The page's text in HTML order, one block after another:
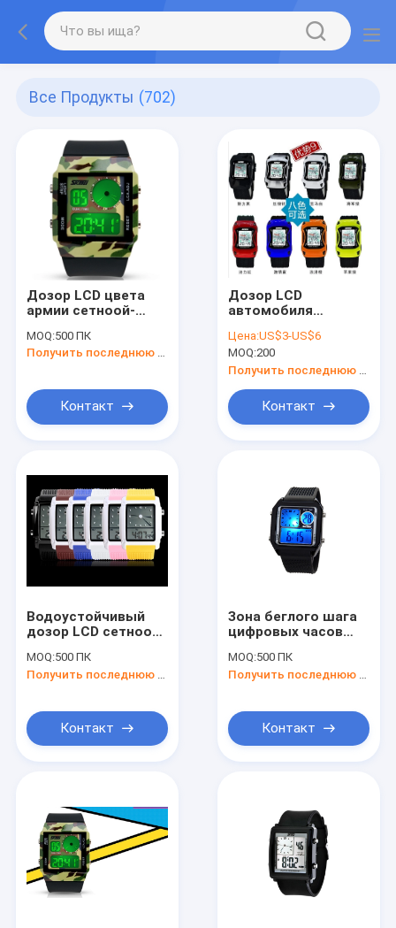
Все Продукты (702)
Дозор LCD цвета
армии сетноой-
MOQ:500 ПК
Получить последнюю цену
Контакт
Дозор LCD
автомобиля
Цена:US$3-US$6
MOQ:200
Контакт
Водоустойчивый
дозор LCD сетноой-
MOQ:500 ПК
Контакт
Зона беглого шага
цифровых часов
Электронн СИД SPL
с секундомером
MOQ:500 ПК
Контакт